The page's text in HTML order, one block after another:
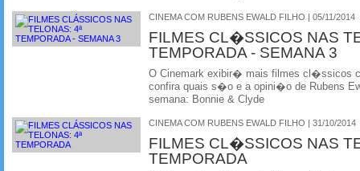
CINEMA COM RUBENS EWALD FILHO | 05/11/2014
FILMES CL�SSICOS NAS
TEMPORADA - SEMANA 3
O Cinemark exibir� mais filmes cl�ssicos
confira quais s�o e a opini�o de Rubens
semana: Bonnie & Clyde
CINEMA COM RUBENS EWALD FILHO | 31/10/2014
FILMES CL�SSICOS NAS
TEMPORADA